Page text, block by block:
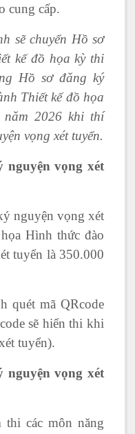
cung cấp.
sẽ chuyển Hồ sơ
kế đồ họa kỳ thi
Hồ sơ đăng ký
Thiết kế đồ họa
2026 khi thí
vọng xét tuyển.
vọng xét
nguyện vọng xét
Hình thức đào
tuyển là 350.000
quét mã QRcode
sẽ hiển thi khi
tuyển).
vọng xét
thi các môn năng